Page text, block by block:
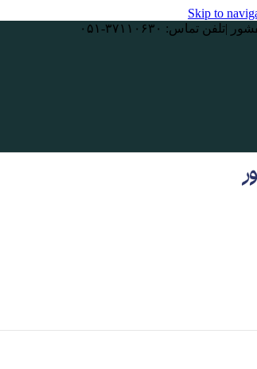
Skip to
تماس: ۳۷۱۱۰۶۳۰-۰۵۱